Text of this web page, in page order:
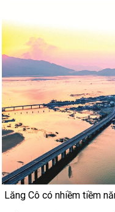
Lăng Cô có nhiềm tiềm